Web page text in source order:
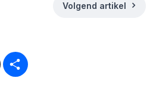
Volgend artikel
Threads